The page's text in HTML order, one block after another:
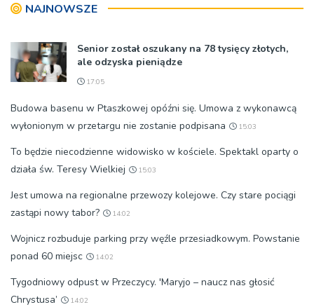
[ZDJĘCIA]
NAJNOWSZE
Senior został oszukany na 78 tysięcy złotych,
ale odzyska pieniądze
17:05
Budowa basenu w Ptaszkowej opóźni się. Umowa z wykonawcą
wyłonionym w przetargu nie zostanie podpisana
15:03
To będzie niecodzienne widowisko w kościele. Spektakl oparty o
działa św. Teresy Wielkiej
15:03
Jest umowa na regionalne przewozy kolejowe. Czy stare pociągi
zastąpi nowy tabor?
14:02
Wojnicz rozbuduje parking przy węźle przesiadkowym. Powstanie
ponad 60 miejsc
14:02
Tygodniowy odpust w Przeczycy. 'Maryjo – naucz nas głosić
Chrystusa’
14:02